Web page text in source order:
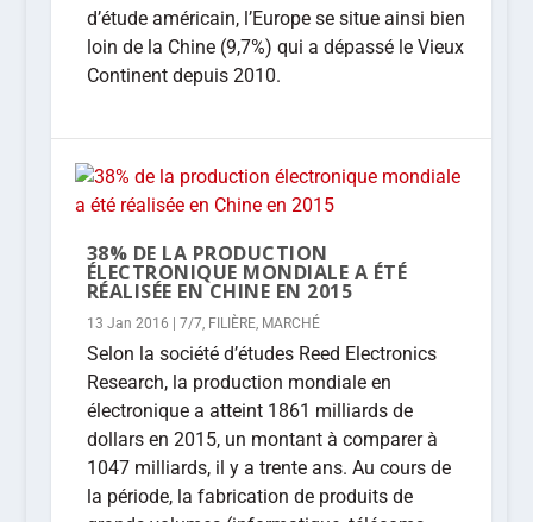
d’étude américain, l’Europe se situe ainsi bien
loin de la Chine (9,7%) qui a dépassé le Vieux
Continent depuis 2010.
38% DE LA PRODUCTION
ÉLECTRONIQUE MONDIALE A ÉTÉ
RÉALISÉE EN CHINE EN 2015
13 Jan 2016 7/7, FILIÈRE, MARCHÉ
Selon la société d’études Reed Electronics
Research, la production mondiale en
électronique a atteint 1861 milliards de
dollars en 2015, un montant à comparer à
1047 milliards, il y a trente ans. Au cours de
la période, la fabrication de produits de